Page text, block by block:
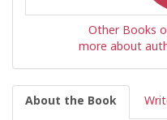
Other
more about
About the Book